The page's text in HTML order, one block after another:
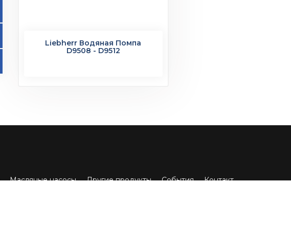
Liebherr Водяная Помпа
D9508 - D9512
Масляные насосы Другие продукты События Контакт